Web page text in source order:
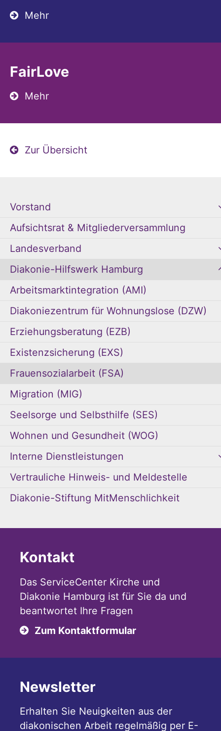
Mehr
FairLove
Mehr
Zur Übersicht
Vorstand
Aufsichtsrat & Mitgliederversammlung
Landesverband
Diakonie-Hilfswerk Hamburg
Arbeitsmarktintegration (AMI)
Diakoniezentrum für Wohnungslose (DZW)
Erziehungsberatung (EZB)
Existenzsicherung (EXS)
Frauensozialarbeit (FSA)
Migration (MIG)
Seelsorge und Selbsthilfe (SES)
Wohnen und Gesundheit (WOG)
Interne Dienstleistungen
Vertrauliche Hinweis- und Meldestelle
Diakonie-Stiftung MitMenschlichkeit
Kontakt
Das ServiceCenter Kirche und
Diakonie Hamburg ist für Sie da und
beantwortet Ihre Fragen
Zum Kontaktformular
Newsletter
Erhalten Sie Neuigkeiten aus der
diakonischen Arbeit regelmäßig per E-